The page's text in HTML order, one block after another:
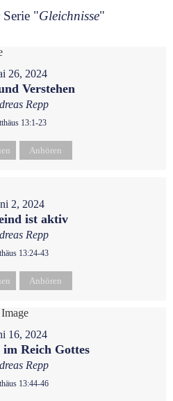
Serie "Gleichnisse"
26, 2024
Verstehen
Repp
13:1-23
Anhören
2, 2024
ist aktiv
Repp
13:24-43
Anhören
16, 2024
im Reich Gottes
Repp
13:44-46